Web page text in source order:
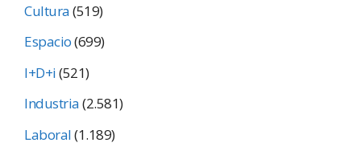
Cultura(519)
Espacio(699)
I+D+i(521)
Industria(2.581)
Laboral(1.189)